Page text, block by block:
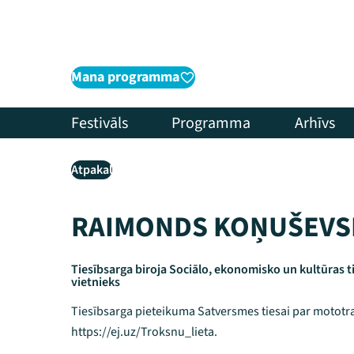
Mana programma
Festivāls Programma Arhīvs
Atpakaļ
RAIMONDS
Tiesībsarga biroja Sociālo, ekonomisko un kultūras
vietnieks
Tiesībsarga pieteikuma Satversmes tiesai par
https://ej.uz/Troksnu_lieta.